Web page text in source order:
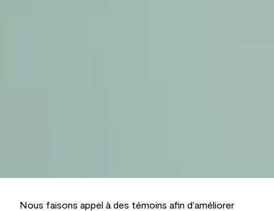
Nous faisons appel à des témoins afin d’améliorer